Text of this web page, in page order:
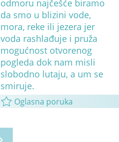
odmoru najčešće biramo
da smo u blizini vode,
mora, reke ili jezera jer
voda rashlađuje i pruža
mogućnost otvorenog
pogleda dok nam misli
slobodno lutaju, a um se
smiruje.
Oglasna poruka